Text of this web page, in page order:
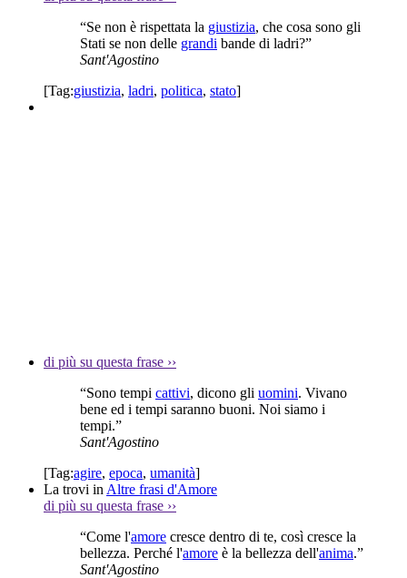
“Se non è rispettata la giustizia, che cosa sono gli
Stati se non delle grandi bande di ladri?”
Sant'Agostino
[Tag:giustizia, ladri, politica, stato]
di più su questa frase ››
“Sono tempi cattivi, dicono gli uomini. Vivano
bene ed i tempi saranno buoni. Noi siamo i
tempi.”
Sant'Agostino
[Tag:agire, epoca, umanità]
La trovi in Altre frasi d'Amore
di più su questa frase ››
“Come l'amore cresce dentro di te, così cresce la
bellezza. Perché l'amore è la bellezza dell'anima.”
Sant'Agostino